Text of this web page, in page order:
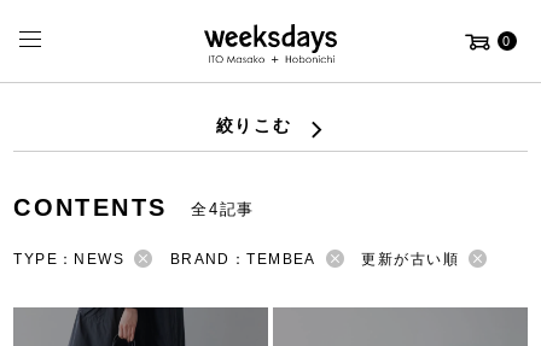
0
絞りこむ
CONTENTS 全4記事
TYPE：NEWS BRAND：TEMBEA 更新が古い順